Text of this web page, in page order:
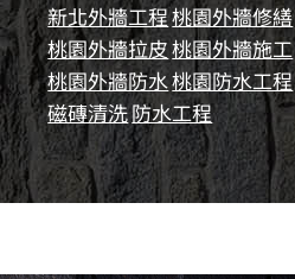
新北外牆工程桃園外牆修繕
桃園外牆拉皮 桃園外牆施工
桃園外牆防水 桃園防水工程
磁磚清洗防水工程